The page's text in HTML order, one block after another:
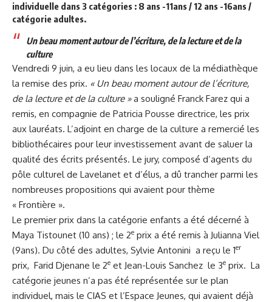
individuelle dans 3 catégories : 8 ans -11ans / 12 ans -16ans /
catégorie adultes.
Un beau moment autour de l’écriture, de la lecture et de la
culture
Vendredi 9 juin, a eu lieu dans les locaux de la médiathèque
la remise des prix. « Un beau moment autour de l’écriture,
de la lecture et de la culture »a souligné Franck Farez qui a
remis, en compagnie de Patricia Pousse directrice, les prix
aux lauréats. L’adjoint en charge de la culture a remercié les
bibliothécaires pour leur investissement avant de saluer la
qualité des écrits présentés. Le jury, composé d’agents du
pôle culturel de Lavelanet et d’élus, a dû trancher parmi les
nombreuses propositions qui avaient pour thème
« Frontière ».
Le premier prix dans la catégorie enfants a été décerné à
Maya Tistounet (10 ans) ; le 2e prix a été remis à Julianna Viel
(9ans). Du côté des adultes, Sylvie Antonini a reçu le 1er
prix, Farid Djenane le 2e et Jean-Louis Sanchez le 3e prix. La
catégorie jeunes n’a pas été représentée sur le plan
individuel, mais le CIAS et l’Espace Jeunes, qui avaient déjà